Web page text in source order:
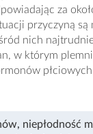
za
przyczyną są
nich
w którym
, niepłodność